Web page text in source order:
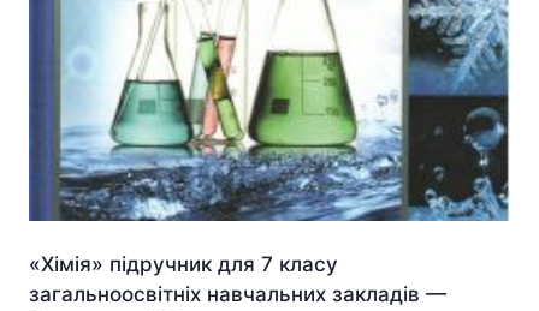
«Хімія» підручник для 7 класу
загальноосвітніх навчальних закладів —